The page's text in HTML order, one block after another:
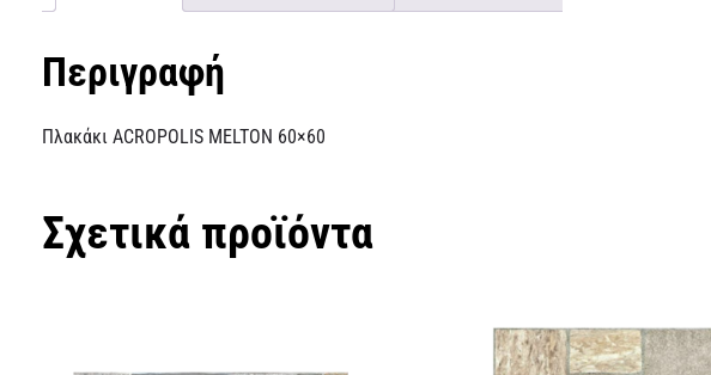
Περιγραφή
Πλακάκι ACROPOLIS MELTON 60×60
Σχετικά προϊόντα